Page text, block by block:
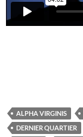
ALPHA VIRGINIS
DERNIER QUARTIER